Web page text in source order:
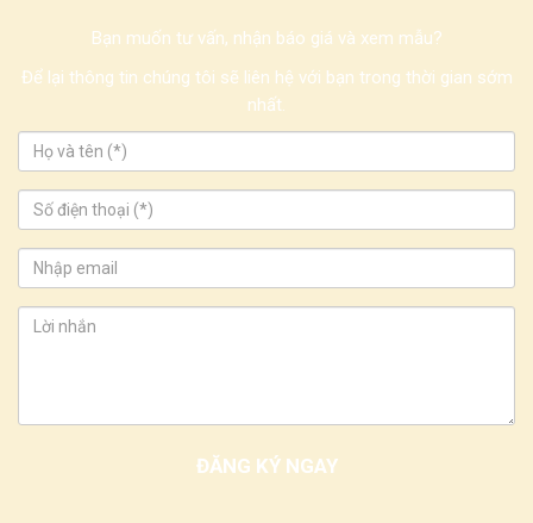
Bạn muốn tư vấn, nhận báo giá và xem mẫu?
Để lại thông tin chúng tôi sẽ liên hệ với bạn trong thời gian sớm
nhất.